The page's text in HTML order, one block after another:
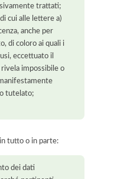
trattati;
cui alle lettere a)
anche per
di coloro ai quali i
eccettuato il
impossibile o
tutelato;
tutto o in parte:
dei dati